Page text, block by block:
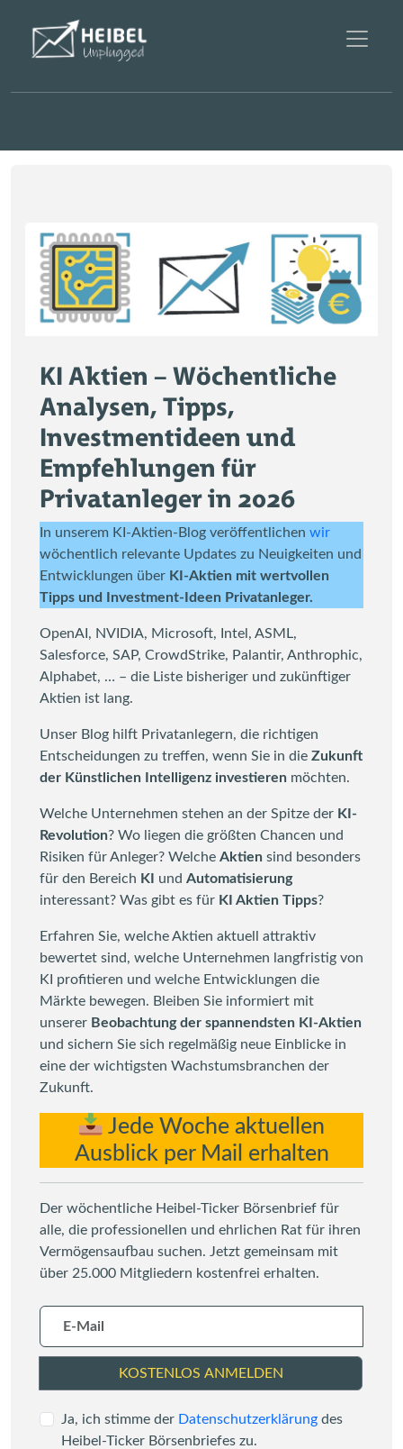
KI Aktien – Wöchentliche
Analysen, Tipps,
Investmentideen und
Empfehlungen für
Privatanleger in 2026
In unserem KI-Aktien-Blog veröffentlichen wir
wöchentlich relevante Updates zu Neuigkeiten und
Entwicklungen über KI-Aktien mit wertvollen
Tipps und Investment-Ideen Privatanleger.
OpenAI, NVIDIA, Microsoft, Intel, ASML,
Salesforce, SAP, CrowdStrike, Palantir, Anthrophic,
Alphabet, … – die Liste bisheriger und zukünftiger
Aktien ist lang.
Unser Blog hilft Privatanlegern, die richtigen
Entscheidungen zu treffen, wenn Sie in die Zukunft
der Künstlichen Intelligenz investieren möchten.
Welche Unternehmen stehen an der Spitze der KI-
Revolution? Wo liegen die größten Chancen und
Risiken für Anleger? Welche Aktien sind besonders
für den Bereich KI und Automatisierung
interessant? Was gibt es für KI Aktien Tipps?
Erfahren Sie, welche Aktien aktuell attraktiv
bewertet sind, welche Unternehmen langfristig von
KI profitieren und welche Entwicklungen die
Märkte bewegen. Bleiben Sie informiert mit
unserer Beobachtung der spannendsten KI-Aktien
und sichern Sie sich regelmäßig neue Einblicke in
eine der wichtigsten Wachstumsbranchen der
Zukunft.
Jede Woche aktuellen
Ausblick per Mail erhalten
Der wöchentliche Heibel-Ticker Börsenbrief für
alle, die professionellen und ehrlichen Rat für ihren
Vermögensaufbau suchen. Jetzt gemeinsam mit
über 25.000 Mitgliedern kostenfrei erhalten.
KOSTENLOS ANMELDEN
Ja, ich stimme der Datenschutzerklärung des
Heibel-Ticker Börsenbriefes zu.